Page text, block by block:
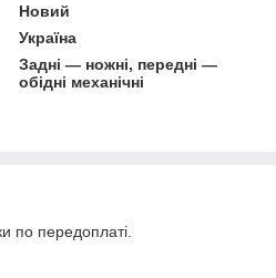
Новий
Україна
Задні — ножні, передні —
обідні механічні
по передоплаті.